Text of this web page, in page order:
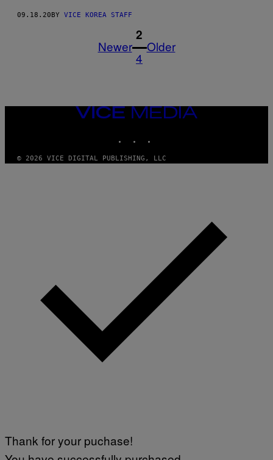
09.18.20BY VICE KOREA STAFF
Newer
1
2
4
Older
VICE
MEDIA
© 2026 VICE DIGITAL PUBLISHING, LLC
Thank for your puchase!